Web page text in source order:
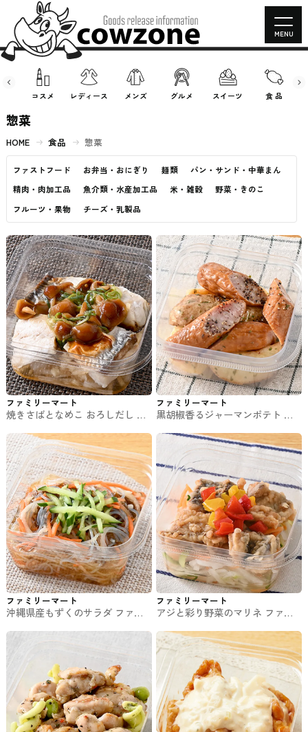
コスメ レディース メンズ グルメ スイーツ 食 品
MENU
惣菜
HOME 食品 惣菜
ファストフード お弁当・おにぎり 麺類
パン・サンド・中華まん
精肉・肉加工品
魚介類・水産加工品 米・雑穀
野菜・きのこ
フルーツ・果物
チーズ・乳製品
ファミリーマート
焼きさばとなめこ おろしだし フ
ファミリーマート
黒胡椒香るジャーマンポテト フ
ファミリーマート
沖縄県産もずくのサラダ ファミ
ファミリーマート
アジと彩り野菜のマリネ ファミ